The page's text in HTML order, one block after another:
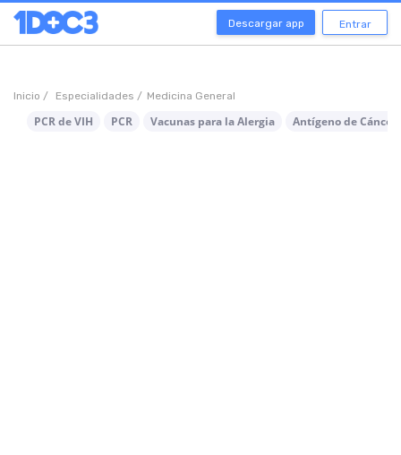
Descargar app Entrar
Inicio / Especialidades / Medicina General
PCR de VIH PCR Vacunas para la Alergia Antígeno de Cáncer